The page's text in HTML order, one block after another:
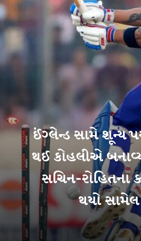
ઈંગ્લેન્ડ સામે શૂન્ય
થઈ કોહલીએ
સચિન-રોહિતના
થયો સામેલ